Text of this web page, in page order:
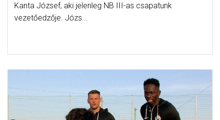
Kanta József, aki jelenleg NB III-as csapatunk
vezetőedzője. Józs...